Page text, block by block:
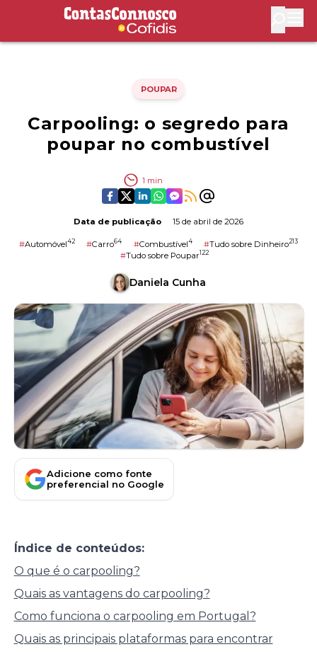
Contas Connosco by Cofidis
POUPAR
Carpooling: o segredo para
poupar no combustível
1 min
Data de publicação 15 de abril de 2026
#Automóvel42 #Carro64 #Combustível4 #Tudo sobre Dinheiro213
#Tudo sobre Poupar122
Daniela Cunha
Adicione como fonte
preferencial no Google
Índice de conteúdos:
O que é o carpooling?
Quais as vantagens do carpooling?
Como funciona o carpooling em Portugal?
Quais as principais plataformas para encontrar